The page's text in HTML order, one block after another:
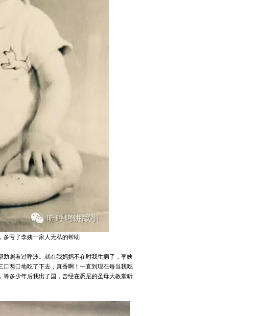
多亏了李姨一家人无私的帮助
照看过呼波。就在我妈妈不在时我生病了，李姨
两口地吃了下去，真香啊！一直到现在每当我吃
多少年后我出了国，曾经在悉尼的圣母大教堂听